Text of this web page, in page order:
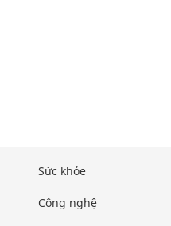
Sức khỏe
Công nghệ